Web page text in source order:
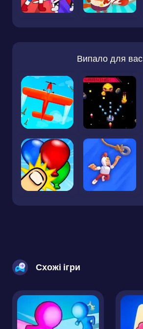
Випало для вас
Схожі ігри